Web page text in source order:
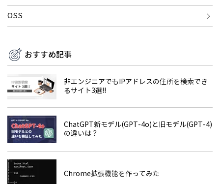
OSS
おすすめ記事
非エンジニアでもIPアドレスの住所を検索でき
るサイト3選!!
ChatGPT新モデル(GPT-4o)と旧モデル(GPT-4)
の違いは？
Chrome拡張機能を作ってみた